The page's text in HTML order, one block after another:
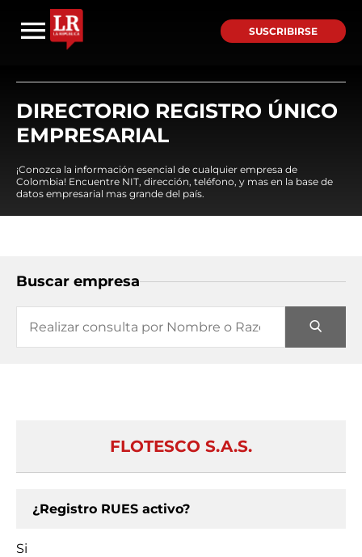
SUSCRIBIRSE
DIRECTORIO REGISTRO ÚNICO
EMPRESARIAL
¡Conozca la información esencial de cualquier empresa de
Colombia! Encuentre NIT, dirección, teléfono, y mas en la base de
datos empresarial mas grande del país.
Buscar empresa
FLOTESCO S.A.S.
¿Registro RUES activo?
Si